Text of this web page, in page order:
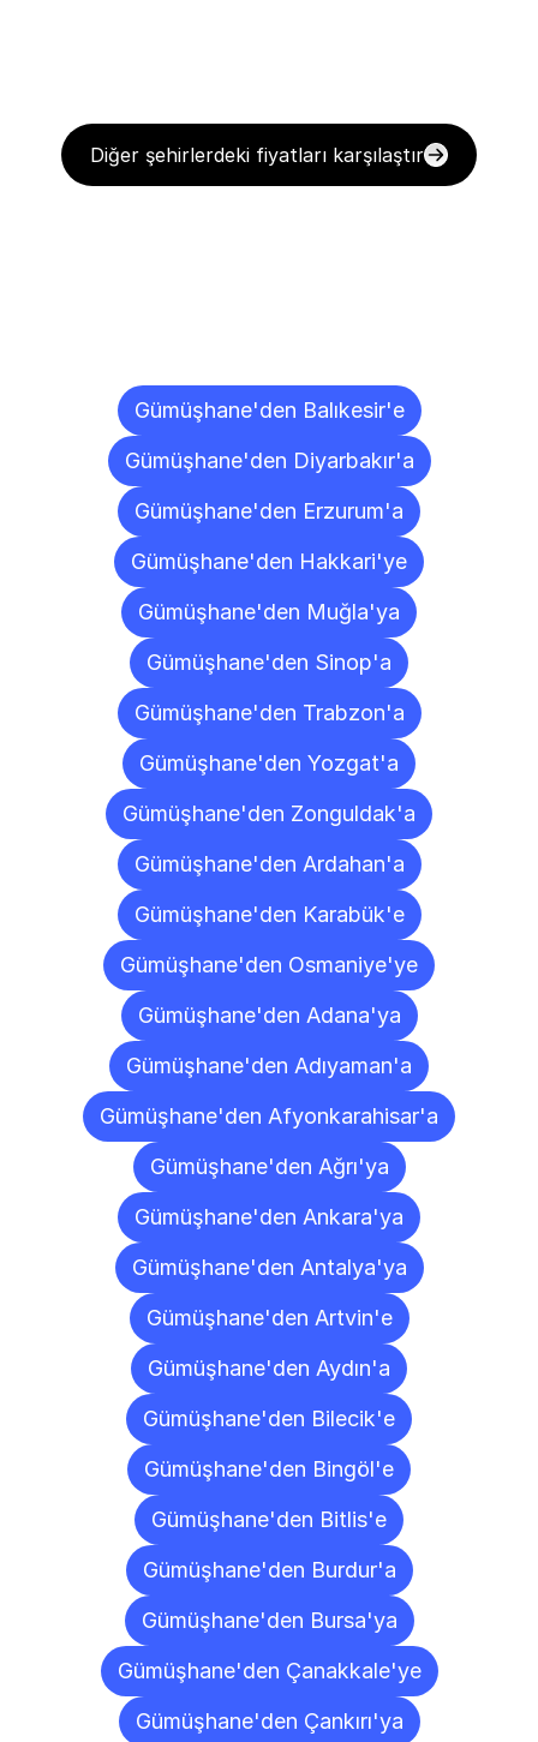
Diğer şehirlerdeki fiyatları karşılaştır
Gümüşhane'den Balıkesir'e
Gümüşhane'den Diyarbakır'a
Gümüşhane'den Erzurum'a
Gümüşhane'den Hakkari'ye
Gümüşhane'den Muğla'ya
Gümüşhane'den Sinop'a
Gümüşhane'den Trabzon'a
Gümüşhane'den Yozgat'a
Gümüşhane'den Zonguldak'a
Gümüşhane'den Ardahan'a
Gümüşhane'den Karabük'e
Gümüşhane'den Osmaniye'ye
Gümüşhane'den Adana'ya
Gümüşhane'den Adıyaman'a
Gümüşhane'den Afyonkarahisar'a
Gümüşhane'den Ağrı'ya
Gümüşhane'den Ankara'ya
Gümüşhane'den Antalya'ya
Gümüşhane'den Artvin'e
Gümüşhane'den Aydın'a
Gümüşhane'den Bilecik'e
Gümüşhane'den Bingöl'e
Gümüşhane'den Bitlis'e
Gümüşhane'den Burdur'a
Gümüşhane'den Bursa'ya
Gümüşhane'den Çanakkale'ye
Gümüşhane'den Çankırı'ya